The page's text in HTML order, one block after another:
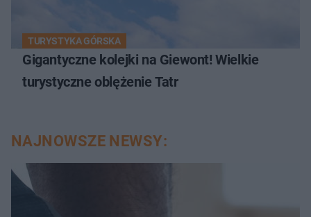
TURYSTYKA GÓRSKA
Gigantyczne kolejki na Giewont! Wielkie
turystyczne oblężenie Tatr
NAJNOWSZE NEWSY: